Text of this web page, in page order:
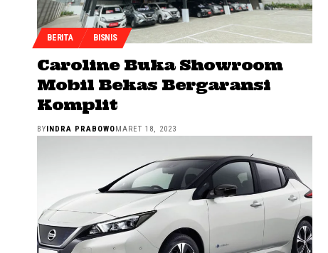
BERITA BISNIS
Caroline Buka Showroom
Mobil Bekas Bergaransi
Komplit
BY INDRA PRABOWO MARET 18, 2023